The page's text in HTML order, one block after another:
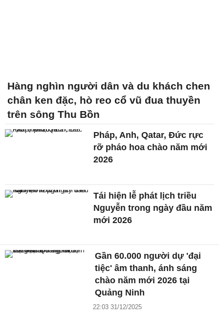
Hàng nghìn người dân và du khách chen
chân ken đặc, hò reo cổ vũ đua thuyền
trên sông Thu Bồn
Pháp, Anh, Qatar, Đức rực
rỡ pháo hoa chào năm mới
2026
Tái hiện lễ phát lịch triều
Nguyễn trong ngày đầu năm
mới 2026
Gần 60.000 người dự 'đại
tiệc' âm thanh, ánh sáng
chào năm mới 2026 tại
Quảng Ninh
22:03 31/12/2025